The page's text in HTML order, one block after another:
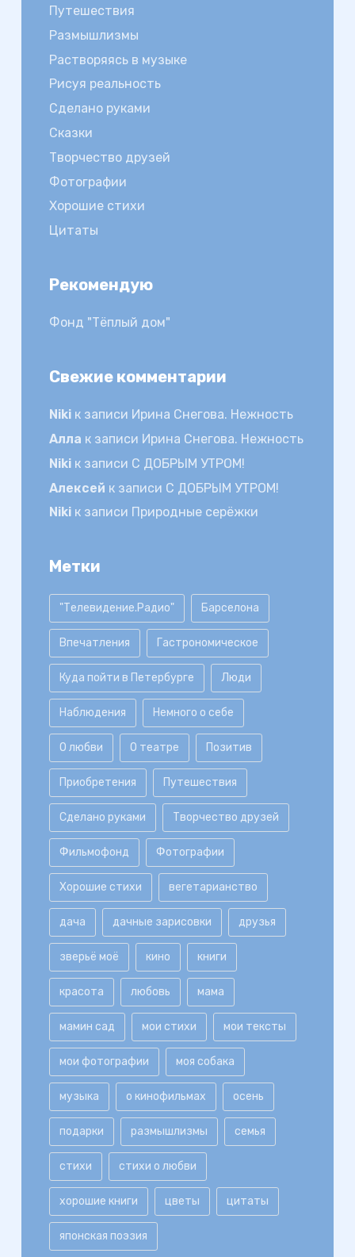
Путешествия
Размышлизмы
Растворяясь в музыке
Рисуя реальность
Сделано руками
Сказки
Творчество друзей
Фотографии
Хорошие стихи
Цитаты
Рекомендую
Фонд "Тёплый дом"
Свежие комментарии
Nikiк записи Ирина Снегова. Нежность
Алла к записи Ирина Снегова. Нежность
Nikiк записи С ДОБРЫМ УТРОМ!
Алексей к записи С ДОБРЫМ УТРОМ!
Nikiк записи Природные серёжки
Метки
"Телевидение.Радио" Барселона
Впечатления Гастрономическое
Куда пойти в Петербурге Люди
Наблюдения Немного о себе
О любви О театре Позитив
Приобретения Путешествия
Сделано руками Творчество друзей
Фильмофонд Фотографии
Хорошие стихи вегетарианство
дача дачные зарисовки друзья
зверьё моё кино книги
красота любовь мама
мамин сад мои стихи мои тексты
мои фотографии моя собака
музыка о кинофильмах осень
подарки размышлизмы семья
стихи стихи о любви
хорошие книги цветы цитаты
японская поэзия